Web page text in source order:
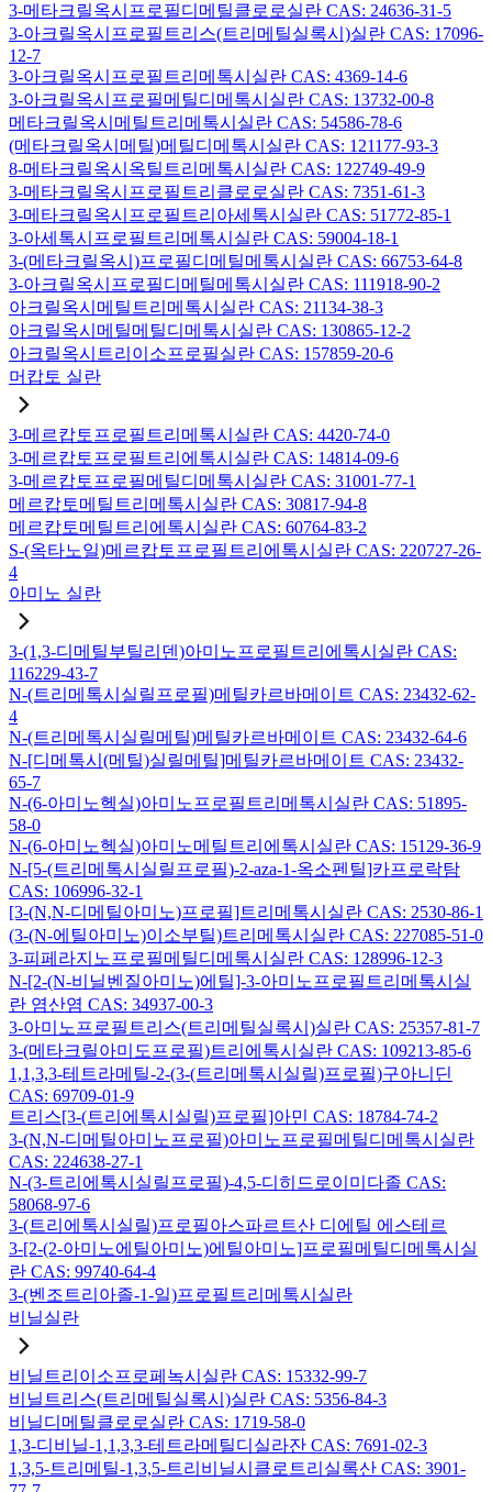
3-메타크릴옥시프로필디메틸클로로실란 CAS: 24636-31-5
3-아크릴옥시프로필트리스(트리메틸실록시)실란 CAS: 17096-
12-7
3-아크릴옥시프로필트리메톡시실란 CAS: 4369-14-6
3-아크릴옥시프로필메틸디메톡시실란 CAS: 13732-00-8
메타크릴옥시메틸트리메톡시실란 CAS: 54586-78-6
(메타크릴옥시메틸)메틸디메톡시실란 CAS: 121177-93-3
8-메타크릴옥시옥틸트리메톡시실란 CAS: 122749-49-9
3-메타크릴옥시프로필트리클로로실란 CAS: 7351-61-3
3-메타크릴옥시프로필트리아세톡시실란 CAS: 51772-85-1
3-아세톡시프로필트리메톡시실란 CAS: 59004-18-1
3-(메타크릴옥시)프로필디메틸메톡시실란 CAS: 66753-64-8
3-아크릴옥시프로필디메틸메톡시실란 CAS: 111918-90-2
아크릴옥시메틸트리메톡시실란 CAS: 21134-38-3
아크릴옥시메틸메틸디메톡시실란 CAS: 130865-12-2
아크릴옥시트리이소프로필실란 CAS: 157859-20-6
머캅토 실란
3-메르캅토프로필트리메톡시실란 CAS: 4420-74-0
3-메르캅토프로필트리에톡시실란 CAS: 14814-09-6
3-메르캅토프로필메틸디메톡시실란 CAS: 31001-77-1
메르캅토메틸트리메톡시실란 CAS: 30817-94-8
메르캅토메틸트리에톡시실란 CAS: 60764-83-2
S-(옥타노일)메르캅토프로필트리에톡시실란 CAS: 220727-26-
4
아미노 실란
3-(1,3-디메틸부틸리덴)아미노프로필트리에톡시실란 CAS:
116229-43-7
N-(트리메톡시실릴프로필)메틸카르바메이트 CAS: 23432-62-
4
N-(트리메톡시실릴메틸)메틸카르바메이트 CAS: 23432-64-6
N-[디메톡시(메틸)실릴메틸]메틸카르바메이트 CAS: 23432-
65-7
N-(6-아미노헥실)아미노프로필트리메톡시실란 CAS: 51895-
58-0
N-(6-아미노헥실)아미노메틸트리에톡시실란 CAS: 15129-36-9
N-[5-(트리메톡시실릴프로필)-2-aza-1-옥소펜틸]카프로락탐
CAS: 106996-32-1
[3-(N,N-디메틸아미노)프로필]트리메톡시실란 CAS: 2530-86-1
(3-(N-에틸아미노)이소부틸)트리메톡시실란 CAS: 227085-51-0
3-피페라지노프로필메틸디메톡시실란 CAS: 128996-12-3
N-[2-(N-비닐벤질아미노)에틸]-3-아미노프로필트리메톡시실
란 염산염 CAS: 34937-00-3
3-아미노프로필트리스(트리메틸실록시)실란 CAS: 25357-81-7
3-(메타크릴아미도프로필)트리에톡시실란 CAS: 109213-85-6
1,1,3,3-테트라메틸-2-(3-(트리메톡시실릴)프로필)구아니딘
CAS: 69709-01-9
트리스[3-(트리에톡시실릴)프로필]아민 CAS: 18784-74-2
3-(N,N-디메틸아미노프로필)아미노프로필메틸디메톡시실란
CAS: 224638-27-1
N-(3-트리에톡시실릴프로필)-4,5-디히드로이미다졸 CAS:
58068-97-6
3-(트리에톡시실릴)프로필아스파르트산 디에틸 에스테르
3-[2-(2-아미노에틸아미노)에틸아미노]프로필메틸디메톡시실
란 CAS: 99740-64-4
3-(벤조트리아졸-1-일)프로필트리메톡시실란
비닐실란
비닐트리이소프로페녹시실란 CAS: 15332-99-7
비닐트리스(트리메틸실록시)실란 CAS: 5356-84-3
비닐디메틸클로로실란 CAS: 1719-58-0
1,3-디비닐-1,1,3,3-테트라메틸디실라잔 CAS: 7691-02-3
1,3,5-트리메틸-1,3,5-트리비닐시클로트리실록산 CAS: 3901-